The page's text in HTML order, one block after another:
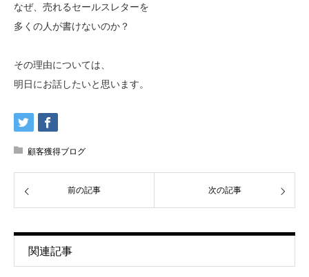
なぜ、売れるセールスレターを
多くの人が書けないのか？
その理由については、
明日にお話したいと思います。
顧客獲得ブログ
前の記事 次の記事
関連記事